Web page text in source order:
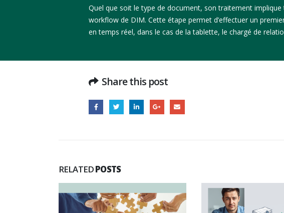
Quel que soit le type de document, son traitement
workflow de DIM. Cette étape permet d’effectuer un
en temps réel, dans le cas de la tablette, le chargé de
Share this post
RELATEDPOSTS